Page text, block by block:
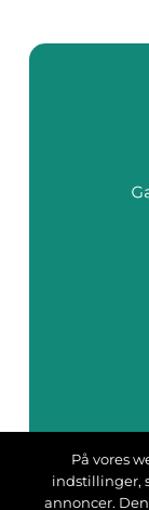
På vores
indstillinger,
annoncer.